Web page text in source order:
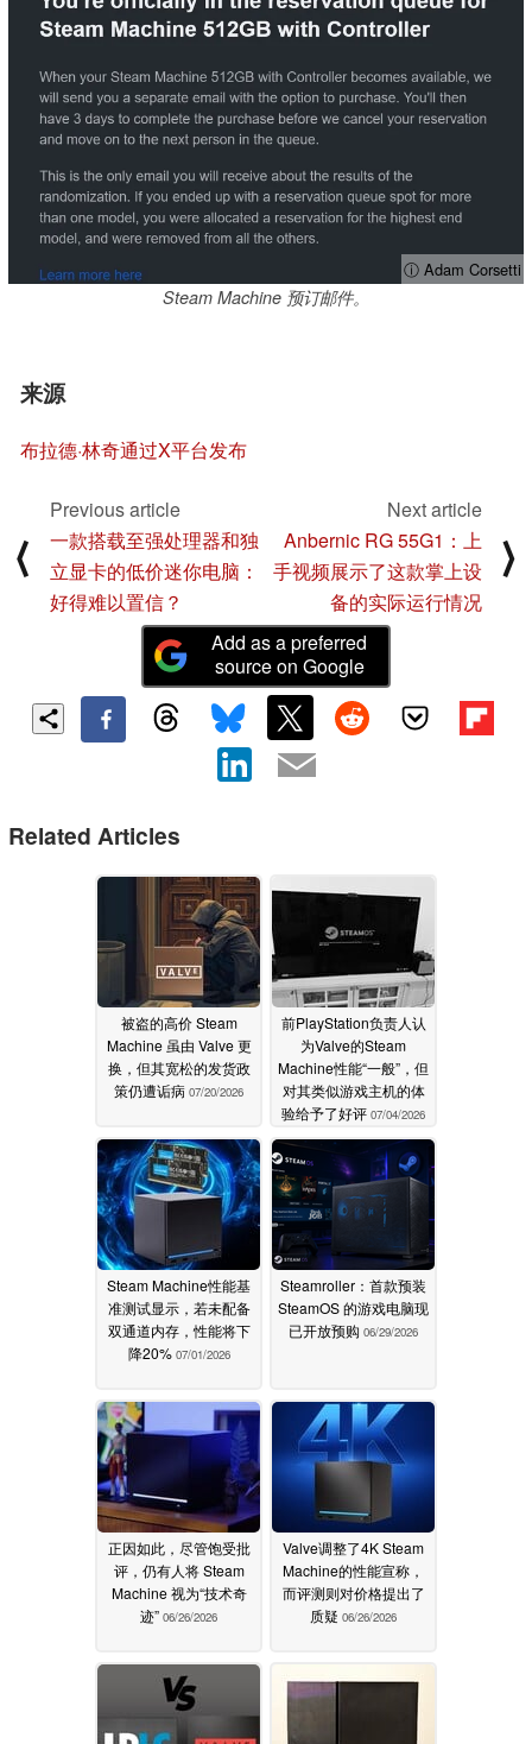
ⓘ Adam Corsetti
Steam Machine 预订邮件。
来源
布拉德·林奇通过X平台发布
⟨
Previous article
一款搭载至强处理器和独
立显卡的低价迷你电脑：
好得难以置信？
Next article
Anbernic RG 55G1：上
手视频展示了这款掌上设
备的实际运行情况
⟩
Add as a preferred
source on Google
Related Articles
被盗的高价 Steam
Machine 虽由 Valve 更
换，但其宽松的发货政
策仍遭诟病 07/20/2026
前PlayStation负责人认
为Valve的Steam
Machine性能“一般”，但
对其类似游戏主机的体
验给予了好评 07/04/2026
Steam Machine性能基
准测试显示，若未配备
双通道内存，性能将下
降20% 07/01/2026
Steamroller：首款预装
SteamOS 的游戏电脑现
已开放预购 06/29/2026
正因如此，尽管饱受批
评，仍有人将 Steam
Machine 视为“技术奇
迹” 06/26/2026
Valve调整了4K Steam
Machine的性能宣称，
而评测则对价格提出了
质疑 06/26/2026